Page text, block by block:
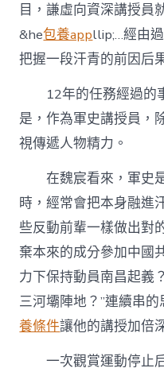
目，謙虛向資深講授員
&he包養appllip;…經由
把握一段汗青的前因后
12年的任務經過的
是，作為軍史講授員，
視傳遞人物精力。
在魏宸看來，軍史是
時，經常會把本身融進
些反動前輩一樣做出對
棄本來的成分參加中國
力下保持動員南昌起義
三河壩陣地？”連續串
養條件讓他的講授加倍
一次觀賞運動停止